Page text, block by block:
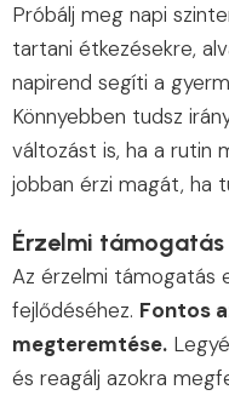
Próbálj meg napi
tartani étkezésekre,
napirend segíti a
Könnyebben tudsz
változást is, ha a rutin
jobban érzi magát, ha
Érzelmi
Az érzelmi támogatás
fejlődéséhez. Fontos
megteremtése.
és reagálj azokra